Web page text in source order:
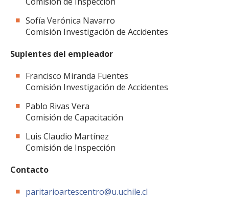
Sofía Verónica Navarro
Comisión Investigación de Accidentes
Suplentes del empleador
Francisco Miranda Fuentes
Comisión Investigación de Accidentes
Pablo Rivas Vera
Comisión de Capacitación
Luis Claudio Martínez
Comisión de Inspección
Contacto
paritarioartescentro@u.uchile.cl